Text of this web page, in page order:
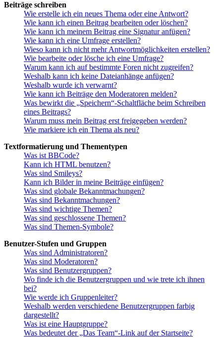
Beiträge schreiben
Wie erstelle ich ein neues Thema oder eine Antwort?
Wie kann ich einen Beitrag bearbeiten oder löschen?
Wie kann ich meinem Beitrag eine Signatur anfügen?
Wie kann ich eine Umfrage erstellen?
Wieso kann ich nicht mehr Antwortmöglichkeiten erstellen?
Wie bearbeite oder lösche ich eine Umfrage?
Warum kann ich auf bestimmte Foren nicht zugreifen?
Weshalb kann ich keine Dateianhänge anfügen?
Weshalb wurde ich verwarnt?
Wie kann ich Beiträge den Moderatoren melden?
Was bewirkt die „Speichern“-Schaltfläche beim Schreiben
eines Beitrags?
Warum muss mein Beitrag erst freigegeben werden?
Wie markiere ich ein Thema als neu?
Textformatierung und Thementypen
Was ist BBCode?
Kann ich HTML benutzen?
Was sind Smileys?
Kann ich Bilder in meine Beiträge einfügen?
Was sind globale Bekanntmachungen?
Was sind Bekanntmachungen?
Was sind wichtige Themen?
Was sind geschlossene Themen?
Was sind Themen-Symbole?
Benutzer-Stufen und Gruppen
Was sind Administratoren?
Was sind Moderatoren?
Was sind Benutzergruppen?
Wo finde ich die Benutzergruppen und wie trete ich ihnen
bei?
Wie werde ich Gruppenleiter?
Weshalb werden verschiedene Benutzergruppen farbig
dargestellt?
Was ist eine Hauptgruppe?
Was bedeutet der „Das Team“-Link auf der Startseite?